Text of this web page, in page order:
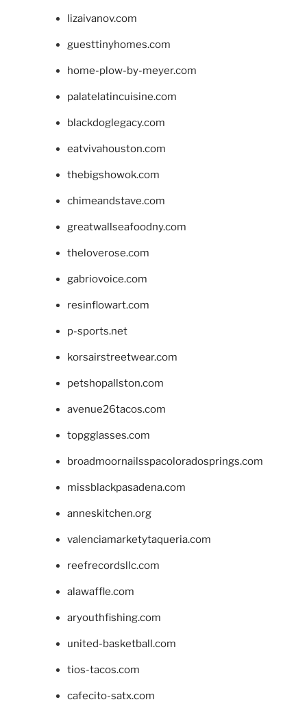
lizaivanov.com
guesttinyhomes.com
home-plow-by-meyer.com
palatelatincuisine.com
blackdoglegacy.com
eatvivahouston.com
thebigshowok.com
chimeandstave.com
greatwallseafoodny.com
theloverose.com
gabriovoice.com
resinflowart.com
p-sports.net
korsairstreetwear.com
petshopallston.com
avenue26tacos.com
topgglasses.com
broadmoornailsspacoloradosprings.com
missblackpasadena.com
anneskitchen.org
valenciamarketytaqueria.com
reefrecordsllc.com
alawaffle.com
aryouthfishing.com
united-basketball.com
tios-tacos.com
cafecito-satx.com